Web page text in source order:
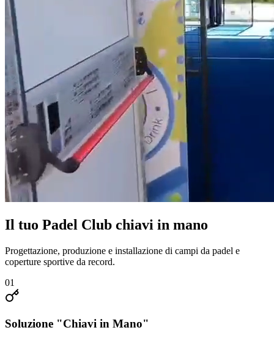
Il tuo Padel Club chiavi in mano
Progettazione, produzione e installazione di campi da padel e
coperture sportive da record.
01
Soluzione "Chiavi in Mano"